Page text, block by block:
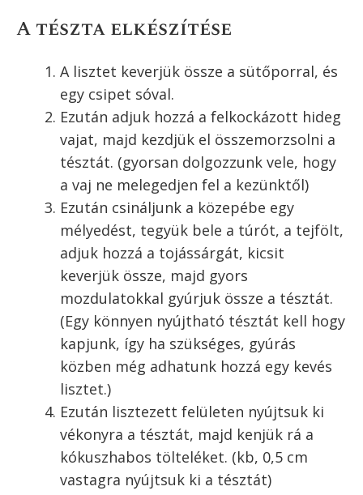
A tészta elkészítése
A lisztet keverjük össze a sütőporral, és
egy csipet sóval.
Ezután adjuk hozzá a felkockázott hideg
vajat, majd kezdjük el összemorzsolni a
tésztát. (gyorsan dolgozzunk vele, hogy
a vaj ne melegedjen fel a kezünktől)
Ezután csináljunk a közepébe egy
mélyedést, tegyük bele a túrót, a tejfölt,
adjuk hozzá a tojássárgát, kicsit
keverjük össze, majd gyors
mozdulatokkal gyúrjuk össze a tésztát.
(Egy könnyen nyújtható tésztát kell hogy
kapjunk, így ha szükséges, gyúrás
közben még adhatunk hozzá egy kevés
lisztet.)
Ezután lisztezett felületen nyújtsuk ki
vékonyra a tésztát, majd kenjük rá a
kókuszhabos tölteléket. (kb, 0,5 cm
vastagra nyújtsuk ki a tésztát)